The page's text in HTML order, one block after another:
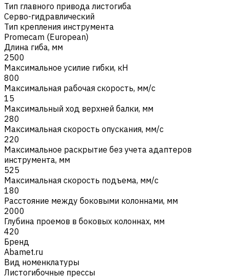
Тип главного привода листогибa
Серво-гидравлический
Тип крепления инструмента
Promecam (European)
Длина гиба, мм
2500
Максимальное усилие гибки, кН
800
Максимальная рабочая скорость, мм/с
15
Максимальный ход верхней балки, мм
280
Максимальная скорость опускания, мм/с
220
Максимальное раскрытие без учета адаптеров
инструмента, мм
525
Максимальная скорость подъема, мм/с
180
Расстояние между боковыми колоннами, мм
2000
Глубина проемов в боковых колоннах, мм
420
Бренд
Abamet.ru
Вид номенклатуры
Листогибочные прессы